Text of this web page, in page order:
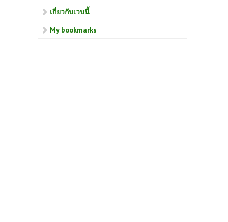
เกี่ยวกับเวบนี้
My bookmarks